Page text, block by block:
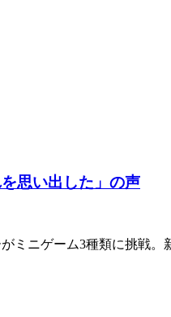
思い出した」の声
ニゲーム3種類に挑戦